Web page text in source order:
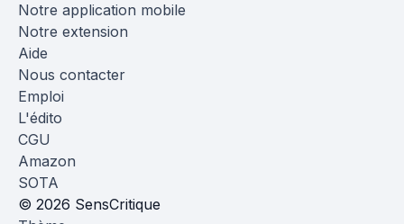
Notre application mobile
Notre extension
Aide
Nous contacter
Emploi
L'édito
CGU
Amazon
SOTA
© 2026 SensCritique